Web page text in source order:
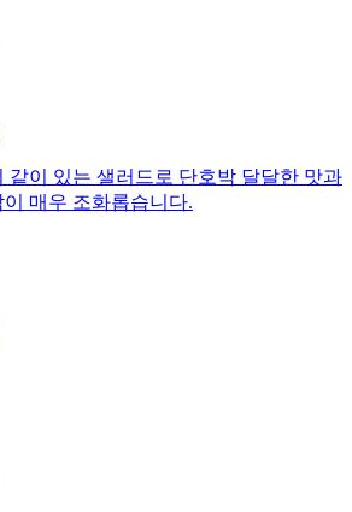
같이 있는 샐러드로 단호박 달달한 맛과
매우 조화롭습니다.